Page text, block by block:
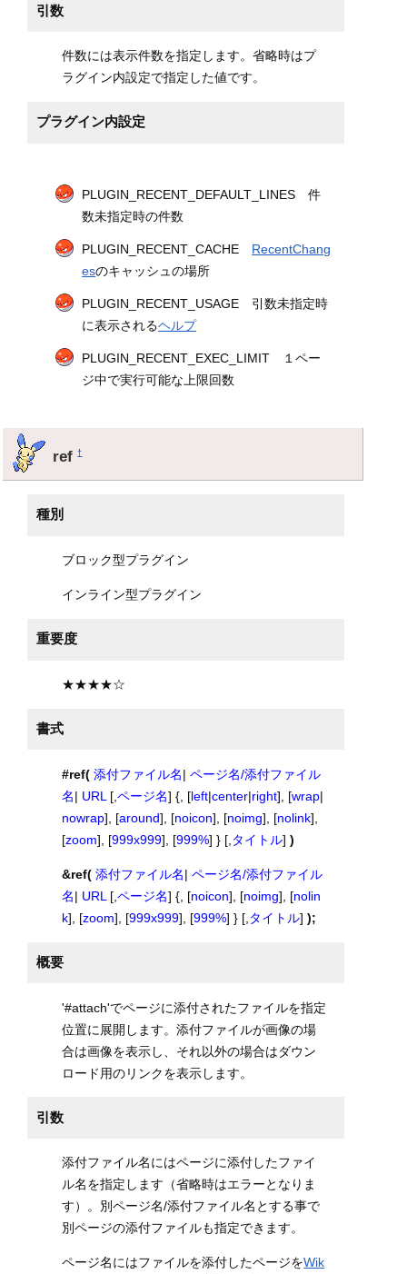
引数
件数には表示件数を指定します。省略時はプ
ラグイン内設定で指定した値です。
プラグイン内設定
PLUGIN_RECENT_DEFAULT_LINES 件
数未指定時の件数
PLUGIN_RECENT_CACHE RecentChang
esのキャッシュの場所
PLUGIN_RECENT_USAGE 引数未指定時
に表示されるヘルプ
PLUGIN_RECENT_EXEC_LIMIT １ペー
ジ中で実行可能な上限回数
ref†
種別
ブロック型プラグイン
インライン型プラグイン
重要度
★★★★☆
書式
#ref( 添付ファイル名|ページ名/添付ファイル
名| URL [,ページ名] {, [left|center|right], [wrap|
nowrap], [around], [noicon], [noimg], [nolink],
[zoom], [999x999], [999%] } [, タイトル])
&ref( 添付ファイル名|ページ名/添付ファイル
名| URL [,ページ名] {, [noicon], [noimg], [nolin
k], [zoom], [999x999], [999%] } [, タイトル]);
概要
'#attach'でページに添付されたファイルを指定
位置に展開します。添付ファイルが画像の場
合は画像を表示し、それ以外の場合はダウン
ロード用のリンクを表示します。
引数
添付ファイル名にはページに添付したファイ
ル名を指定します（省略時はエラーとなりま
す）。別ページ名/添付ファイル名とする事で
別ページの添付ファイルも指定できます。
ページ名にはファイルを添付したページをWik